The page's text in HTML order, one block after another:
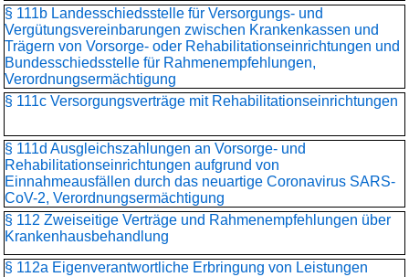
§ 111b Landesschiedsstelle für Versorgungs- und
Vergütungsvereinbarungen zwischen Krankenkassen und
Trägern von Vorsorge- oder Rehabilitationseinrichtungen und
Bundesschiedsstelle für Rahmenempfehlungen,
Verordnungsermächtigung
§ 111c Versorgungsverträge mit Rehabilitationseinrichtungen
§ 111d Ausgleichszahlungen an Vorsorge- und
Rehabilitationseinrichtungen aufgrund von
Einnahmeausfällen durch das neuartige Coronavirus SARS-
CoV-2, Verordnungsermächtigung
§ 112 Zweiseitige Verträge und Rahmenempfehlungen über
Krankenhausbehandlung
§ 112a Eigenverantwortliche Erbringung von Leistungen